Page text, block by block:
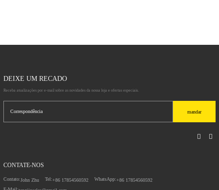
DEIXE UM RECADO
Receba atualizações por e-mail sobre as novidades da nossa loja e ofertas especiais.
mandar
CONTATE-NOS
Contato:John Zhu Tel:+86 17854560592 WhatsApp:+86 17854560592